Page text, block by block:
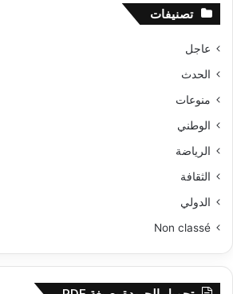
تصنيفات
عاجل
الحدث
منوعات
الوطني
الرياضة
الثقافة
الدولي
Non classé